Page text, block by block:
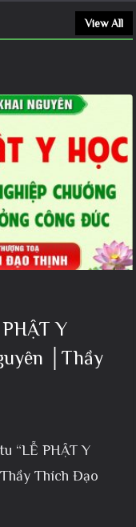
View All
Y
│Thầy
“LỄ PHẬT Y
Thích Đạo